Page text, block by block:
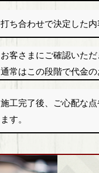
打ち合わせで決定した
お客さまにご確認いた
通常はこの段階で代金の
施工完了後、ご心配な
ます。